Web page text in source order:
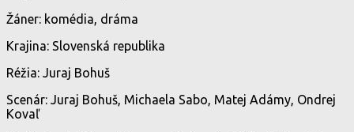
Žáner: komédia, dráma
Krajina: Slovenská republika
Réžia: Juraj Bohuš
Scenár: Juraj Bohuš, Michaela Sabo, Matej Adámy, Ondrej
Kovaľ